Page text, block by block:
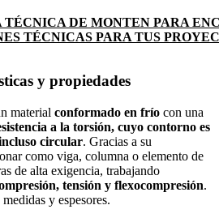
DE MONTEN PARA
TÉCNICAS PARA TUS
y propiedades
material conformado en frío con una
a la torsión, cuyo contorno es
circular. Gracias a su
como viga, columna o elemento de
de alta exigencia, trabajando
tensión y flexocompresión.
y espesores.